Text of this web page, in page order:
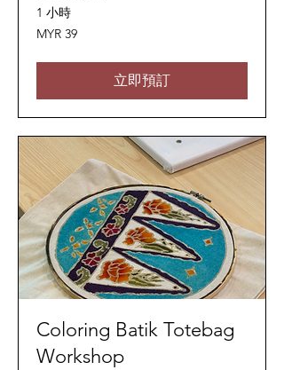
1 小時
39
马
西
吉
MYR 39
立即預訂
Coloring Batik Totebag
Workshop